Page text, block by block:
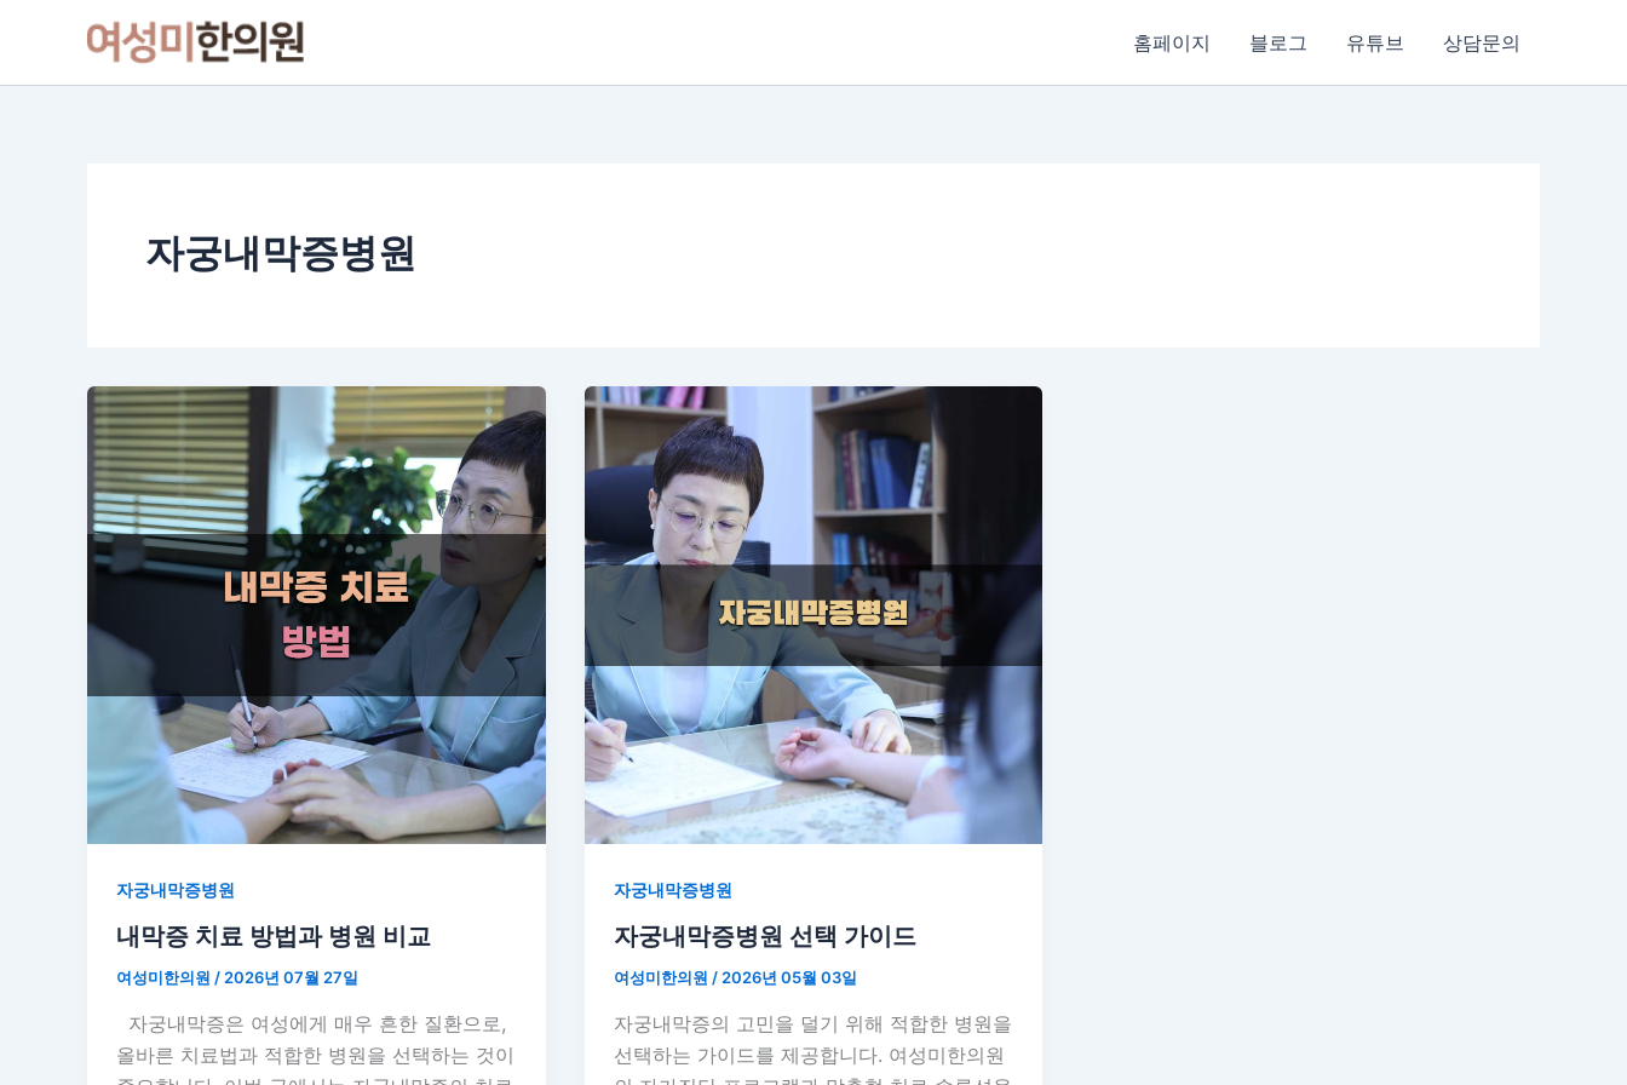
홈페이지 블로그 유튜브 상담문의
자궁내막증병원
자궁내막증병원
내막증 치료 방법과 병원 비교
여성미한의원 / 2026년 07월 27일
자궁내막증은 여성에게 매우 흔한 질환으로,
올바른 치료법과 적합한 병원을 선택하는 것이
자궁내막증병원
자궁내막증병원 선택 가이드
여성미한의원 / 2026년 05월 03일
자궁내막증의 고민을 덜기 위해 적합한 병원을
선택하는 가이드를 제공합니다. 여성미한의원